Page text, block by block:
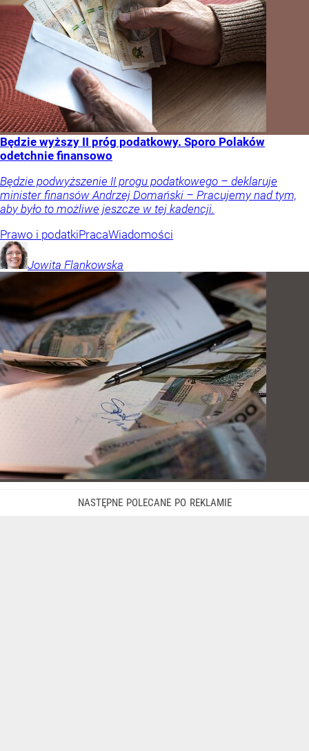
Będzie wyższy II próg podatkowy. Sporo Polaków
odetchnie finansowo
Będzie podwyższenie II progu podatkowego – deklaruje
minister finansów Andrzej Domański – Pracujemy nad tym,
aby było to możliwe jeszcze w tej kadencji.
Prawo i podatkiPracaWiadomości
Jowita Flankowska